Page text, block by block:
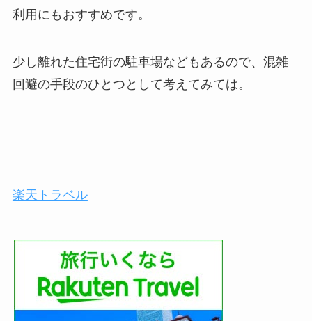
利用にもおすすめです。
少し離れた住宅街の駐車場などもあるので、混雑
回避の手段のひとつとして考えてみては。
楽天トラベル